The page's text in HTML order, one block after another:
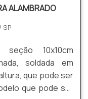
encontram itens
empresa também
que
cliente. Também
em
a eficiência da
ALAMBRADO
10x10cm
soldada em
que pode ser
que pode ser